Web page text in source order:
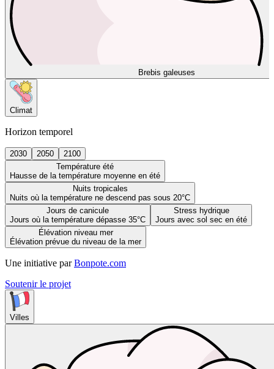
Brebis galeuses
Climat
Horizon temporel
2030 2050
2100
Température été
Hausse de la température moyenne en été
Nuits tropicales
Nuits où la température ne descend pas sous 20°C
Jours de canicule
Jours où la température dépasse 35°C
Stress hydrique
Jours avec sol sec en été
Élévation niveau mer
Élévation prévue du niveau de la mer
Une initiative par Bonpote.com
Soutenir le projet
Villes